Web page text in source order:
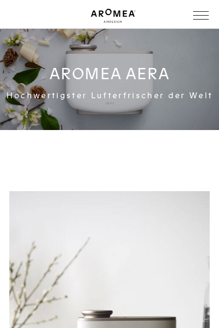
AROMEA AERA
Hochwertigster Lufterfrischer der Welt